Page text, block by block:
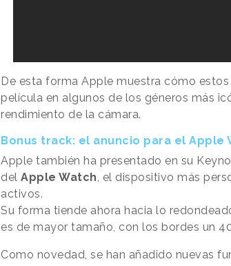
De esta forma Apple muestra cómo
película en algunos de los géneros más
rendimiento de la cámara.
Bonus track: el anuncio para el Apple
Apple también ha presentado en su
del Apple Watch , el dispositivo más
activos.
Su forma tiende ahora hacia lo
es de mayor tamaño, con los bordes un
Como novedad, se han añadido nuevas